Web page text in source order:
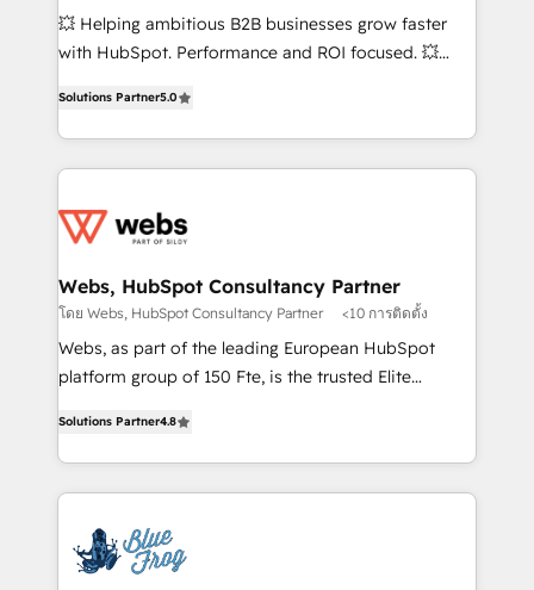
pipeline growth programs • Sales enablement tools
and CRM optimization • Retention strategies with
Execution • 750+ onboardings and 2,000+
implementations • Deep expertise across marketing,
💥 Helping ambitious B2B businesses grow faster
with HubSpot. Performance and ROI focused. 💥
to HubSpot Better. We work with your teams to
solve all your HubSpot challenges and improve user
adoption, sales process and marketing results.
the first time 🔧 Designing and optimising your
and build using HubSpot 🔌 Integrating HubSpot
with other systems 🎓 Training your teams to be
HubSpot pros 📊 Lead generation services using
HubSpot Why us? - SIX HubSpot Accreditations -
CRM, Solutions Architecture, Onboarding , Data
Migration, Custom Integration & Platform
team of 25+ experts Contact us today to help you
get more from your investment in HubSpot.
Solutions Partner5.0
Webs, HubSpot Consultancy Partner
โดย Webs, HubSpot Consultancy Partner <10 การติดตั้ง
Webs, as part of the leading European HubSpot
platform group of 150 Fte, is the trusted Elite
maximizing EBITDA and achieving Commercial
Excellence. With our targeted processes, we
strengthen your digital transformation and minimize
Implementation partner, we provide expertise to
drive your business forward. Since 2015 we are fully
Solutions Partner4.8